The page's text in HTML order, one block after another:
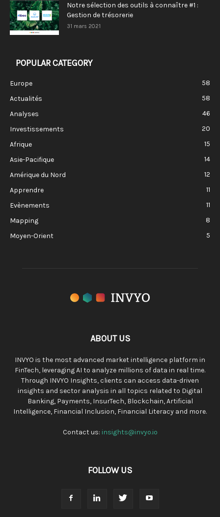
Notre sélection des outils à connaître #1 :
Gestion de trésorerie
31 mars 2021
POPULAR CATEGORY
Europe
58
Actualités
58
Analyses
46
Investissements
20
Afrique
15
Asie-Pacifique
14
Amérique du Nord
12
Apprendre
11
Evènements
11
Mapping
8
Moyen-Orient
5
ABOUT US
INVYO is the most advanced market intelligence platform in
FinTech, leveraging AI to analyze millions of data in real time.
Through INVYO Insights, clients can access data-driven
insights and sector analysis in all topics related to Digital
Banking, Payments, InsurTech, Blockchain, Artificial
Intelligence, Financial Inclusion, Financial Literacy and more.
Contact us: insights@invyo.io
FOLLOW US